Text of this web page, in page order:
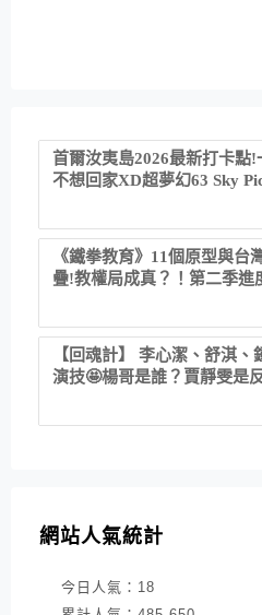
首爾汝夷島2026最新打卡點!
不想回家XD超夢幻63 Sky
津帝王蟹大餐、《淚之女王
《鐵拳教育》11個原型與台
疊!教權局成真？！第二季進
【回魂計】 李心潔、舒淇、
演技🤩楊哥是誰？賈靜雯是
網站人氣統計
今日人氣： 18